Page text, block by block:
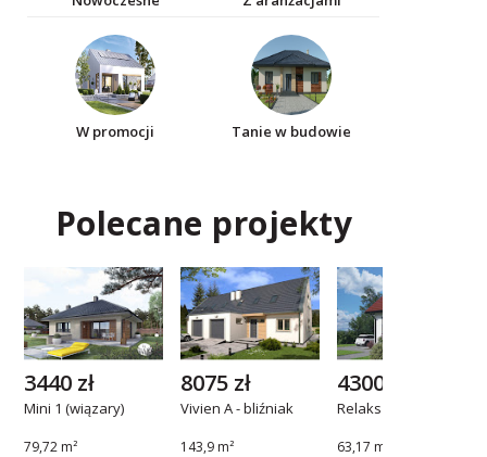
W promocji Tanie w budowie
Polecane projekty
Mini 1 (wiązary)
79,72 m²
3440 zł
Vivien A - bliźniak
143,9 m²
8075 zł
Relaks 2
63,17 m²
4300 zł